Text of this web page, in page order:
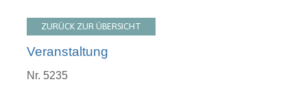
ZURÜCK ZUR ÜBERSICHT
Veranstaltung
Nr. 5235